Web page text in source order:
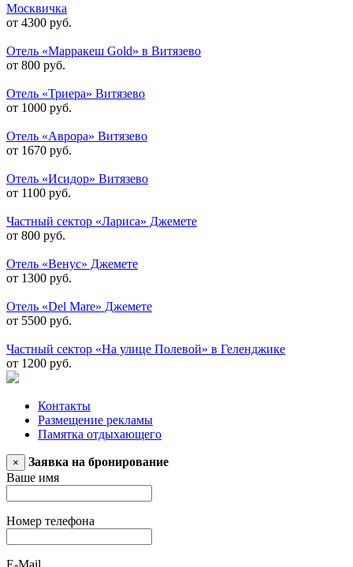
Москвичка
от 4300 руб.
Отель «Марракеш Gold» в Витязево
от 800 руб.
Отель «Триера» Витязево
от 1000 руб.
Отель «Аврора» Витязево
от 1670 руб.
Отель «Исидор» Витязево
от 1100 руб.
Частный сектор «Лариса» Джемете
от 800 руб.
Отель «Венус» Джемете
от 1300 руб.
Отель «Del Mare» Джемете
от 5500 руб.
Частный сектор «На улице Полевой» в Геленджике
от 1200 руб.
Контакты
Размещение рекламы
Памятка отдыхающего
×
Заявка на бронирование
Ваше имя
Номер телефона
E-Mail